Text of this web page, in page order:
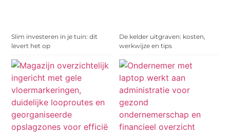
Slim investeren in je tuin: dit
levert het op
De kelder uitgraven: kosten,
werkwijze en tips